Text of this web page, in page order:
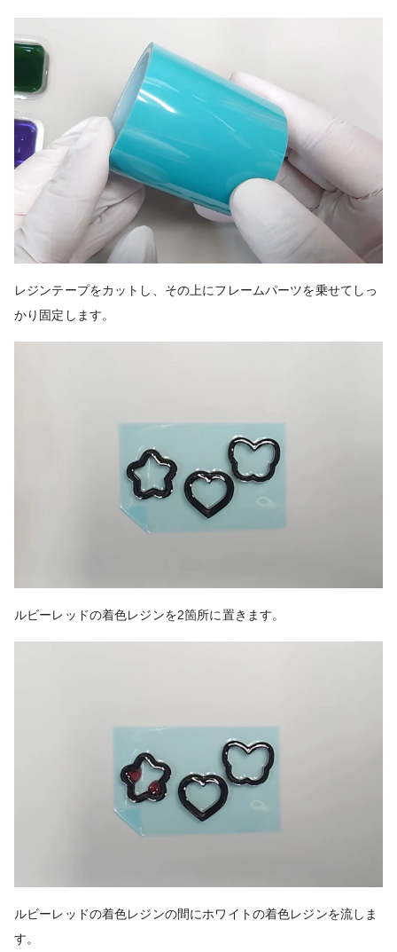
レジンテープをカットし、その上にフレームパーツを乗せてしっ
かり固定します。
ルビーレッドの着色レジンを2箇所に置きます。
ルビーレッドの着色レジンの間にホワイトの着色レジンを流しま
す。